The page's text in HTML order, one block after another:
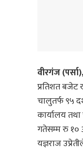
वीरगंज
प्रतिशत बजेट
चालुतर्फ ९५
कार्यालय
गतेसम्म रु १०
यज्ञराज